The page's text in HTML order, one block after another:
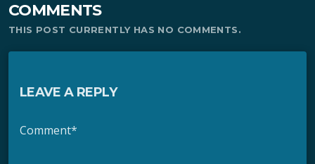
COMMENTS
THIS POST CURRENTLY HAS NO COMMENTS.
LEAVE A REPLY
Comment*